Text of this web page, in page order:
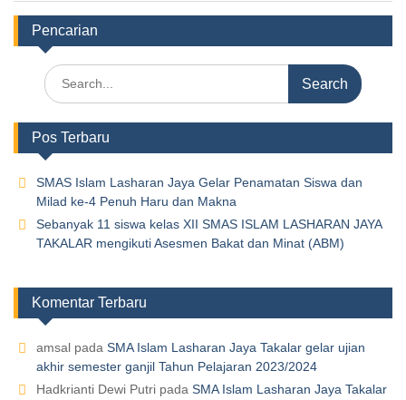
Pencarian
Pos Terbaru
SMAS Islam Lasharan Jaya Gelar Penamatan Siswa dan
Milad ke-4 Penuh Haru dan Makna
Sebanyak 11 siswa kelas XII SMAS ISLAM LASHARAN JAYA
TAKALAR mengikuti Asesmen Bakat dan Minat (ABM)
Komentar Terbaru
amsal pada SMA Islam Lasharan Jaya Takalar gelar ujian
akhir semester ganjil Tahun Pelajaran 2023/2024
Hadkrianti Dewi Putri pada SMA Islam Lasharan Jaya Takalar